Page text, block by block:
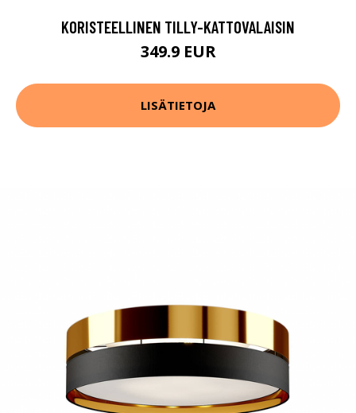
KORISTEELLINEN TILLY-KATTOVALAISIN
349.9 EUR
LISÄTIETOJA